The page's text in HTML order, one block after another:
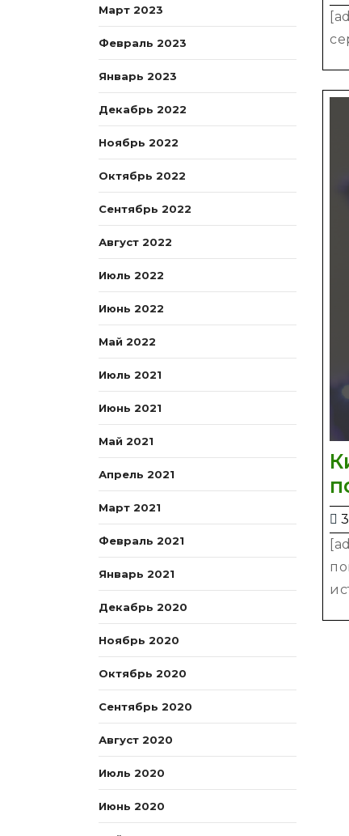
Март 2023
Февраль 2023
Январь 2023
Декабрь 2022
Ноябрь 2022
Октябрь 2022
Сентябрь 2022
Август 2022
Июль 2022
Июнь 2022
Май 2022
Июль 2021
Июнь 2021
Май 2021
Апрель 2021
Март 2021
Февраль 2021
Январь 2021
Декабрь 2020
Ноябрь 2020
Октябрь 2020
Сентябрь 2020
Август 2020
Июль 2020
Июнь 2020